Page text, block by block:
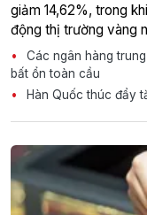
giảm 14,62%, trong
động thị trường vàng
Các ngân hàng
bất ổn toàn cầu
Hàn Quốc thúc đẩy